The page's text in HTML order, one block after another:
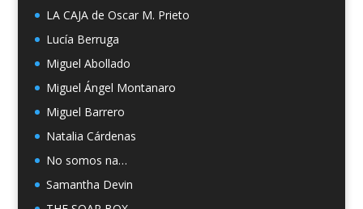
LA CAJA de Oscar M. Prieto
Lucía Berruga
Miguel Abollado
Miguel Ángel Montanaro
Miguel Barrero
Natalia Cárdenas
No somos na…
Samantha Devin